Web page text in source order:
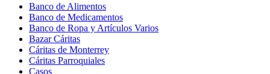
Banco de Alimentos
Banco de Medicamentos
Banco de Ropa y Artículos Varios
Bazar Cáritas
Cáritas de Monterrey
Cáritas Parroquiales
Casos